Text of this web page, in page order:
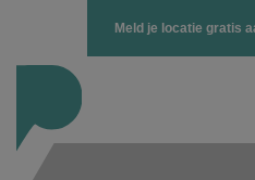
Meld je locatie gratis